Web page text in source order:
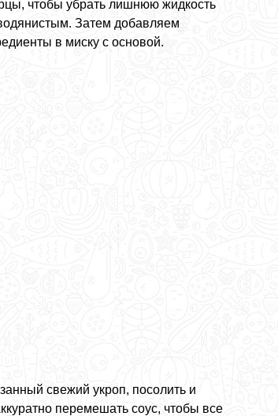
чтобы убрать лишнюю жидкость
Затем добавляем
в миску с основой.
свежий укроп, посолить и
перемешать соус, чтобы все